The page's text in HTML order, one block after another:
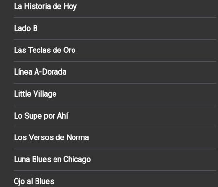
La Historia de Hoy
Lado B
Las Teclas de Oro
Línea A-Dorada
Little Village
Lo Supe por Ahí
Los Versos de Norma
Luna Blues en Chicago
Ojo al Blues